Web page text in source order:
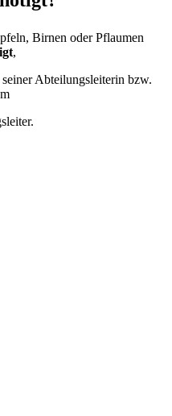
Birnen oder Pflaumen
,
seiner Abteilungsleiterin bzw.